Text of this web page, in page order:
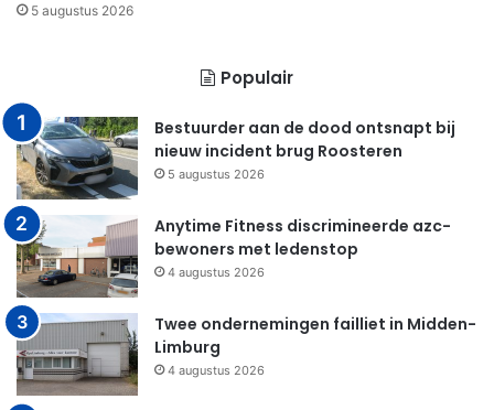
5 augustus 2026
Populair
Bestuurder aan de dood ontsnapt bij
nieuw incident brug Roosteren
5 augustus 2026
Anytime Fitness discrimineerde azc-
bewoners met ledenstop
4 augustus 2026
Twee ondernemingen failliet in Midden-
Limburg
4 augustus 2026